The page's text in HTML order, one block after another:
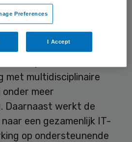
als motor voor
terreinen. De
met multidisciplinaire
onder meer
Daarnaast werkt de
een gezamenlijk IT-
op ondersteunende
Preferences
I Accept